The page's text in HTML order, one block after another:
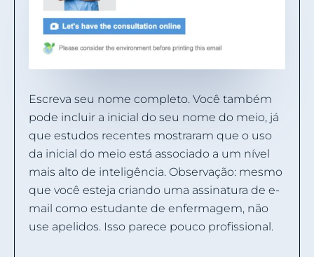
Escreva seu nome completo. Você também
pode incluir a inicial do seu nome do meio, já
que estudos recentes mostraram que o uso
da inicial do meio está associado a um nível
mais alto de inteligência. Observação: mesmo
que você esteja criando uma assinatura de e-
mail como estudante de enfermagem, não
use apelidos. Isso parece pouco profissional.